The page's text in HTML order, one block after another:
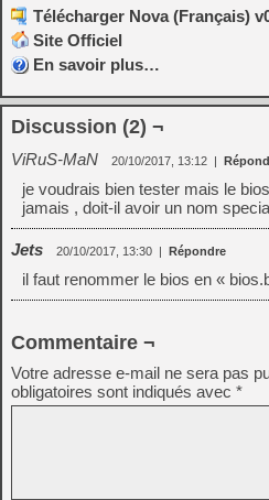
Télécharger Nova (Français)
Site Officiel
En savoir plus…
Discussion (2) ¬
ViRuS-MaN 20/10/2017, 13:12 |
je voudrais bien tester mais le
jamais , doit-il avoir un nom
Jets 20/10/2017, 13:30 | Répondre
il faut renommer le bios en «
Commentaire ¬
Votre adresse e-mail ne sera pas
obligatoires sont indiqués avec *